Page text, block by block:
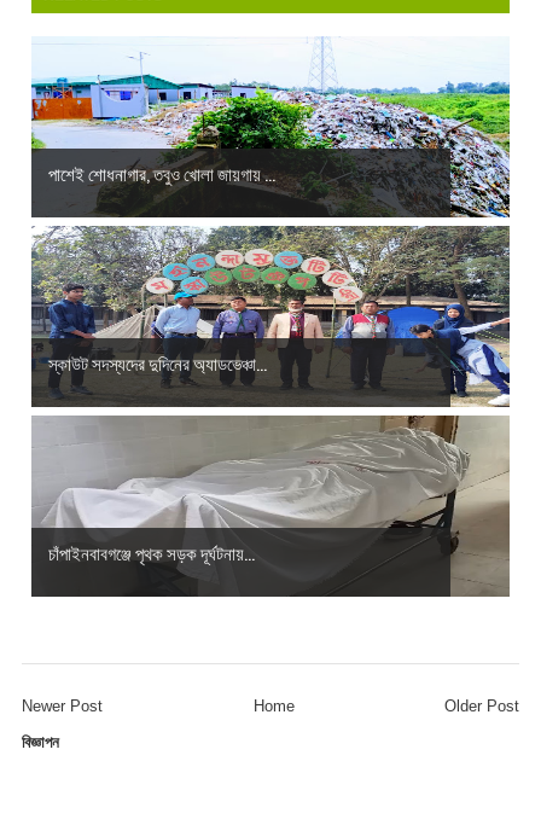
পাশেই শোধনাগার, তবুও খোলা জায়গায় ...
স্কাউট সদস্যদের দুদিনের অ্যাডভেঞ্চা...
চাঁপাইনবাবগঞ্জে পৃথক সড়ক দূর্ঘটনায়...
Newer Post Older Post
Home
বিজ্ঞাপন